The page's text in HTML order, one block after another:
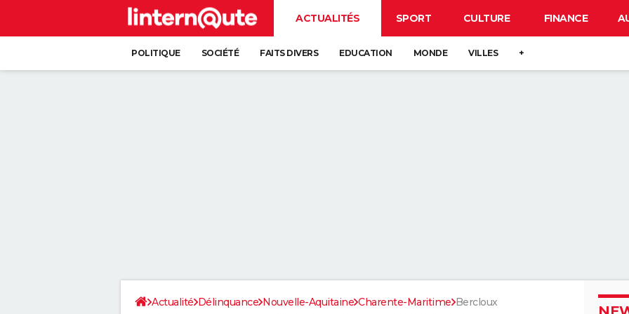
ACTUALITÉS SPORT CULTURE FINANCE
POLITIQUE SOCIÉTÉ FAITS DIVERS EDUCATION MONDE VILLES +
Actualité Délinquance Nouvelle-Aquitaine Charente-Maritime Bercloux